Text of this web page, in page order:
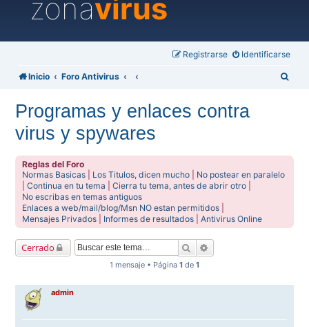
zonavirus
Identificarse
Registrarse
Inicio Foro Antivirus
Programas y enlaces contra
virus y spywares
Reglas del Foro
Normas Basicas
Los Titulos, dicen mucho
No postear en paralelo
|Continua en tu tema |Cierra tu tema, antes de abrir otro
No escribas en temas antiguos
Enlaces a web/mail/blog/Msn NO estan permitidos
Mensajes Privados
Informes de resultados |Antivirus Online
Cerrado Buscar
1 mensaje • Página 1 de 1
admin